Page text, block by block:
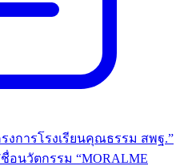
งการโรงเรียนคุณธรรม สพฐ.”
อนวัตกรรม “MORALME